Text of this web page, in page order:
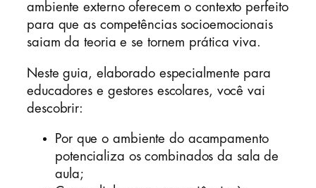
ambiente externo oferecem o contexto perfeito
para que as competências socioemocionais
saiam da teoria e se tornem prática viva.
Neste guia, elaborado especialmente para
educadores e gestores escolares, você vai
descobrir:
Por que o ambiente do acampamento
potencializa os combinados da sala de
aula;